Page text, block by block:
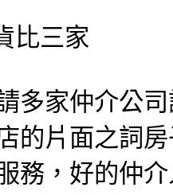
比三家
多家仲介公
的片面之詞
務，好的仲